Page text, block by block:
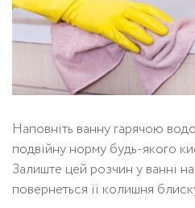
Наповніть ванну гарячою
подвійну норму будь-якого
Залиште цей розчин у ванні
повернеться її колишня